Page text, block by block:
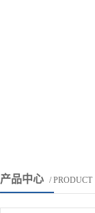
产品中心 / PRODUCT